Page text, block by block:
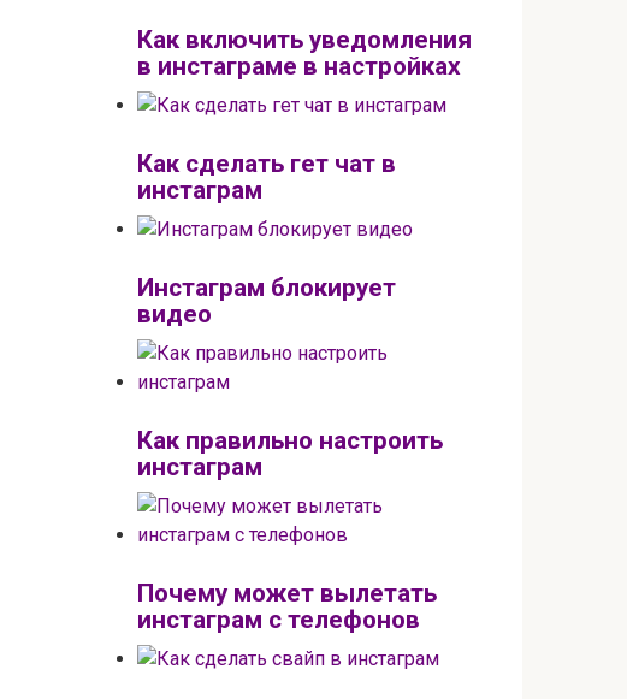
Как включить уведомления
в инстаграме в настройках
Как сделать гет чат в
инстаграм
Инстаграм блокирует
видео
Как правильно настроить
инстаграм
Почему может вылетать
инстаграм с телефонов